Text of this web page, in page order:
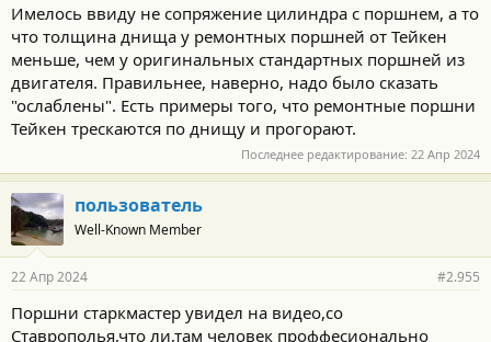
Имелось ввиду не сопряжение цилиндра с поршнем, а то
что толщина днища у ремонтных поршней от Тейкен
меньше, чем у оригинальных стандартных поршней из
двигателя. Правильнее, наверно, надо было сказать
"ослаблены". Есть примеры того, что ремонтные поршни
Тейкен трескаются по днищу и прогорают.
Последнее редактирование: 22 Апр 2024
пользователь
Well-Known Member
22 Апр 2024 #2.955
Поршни старкмастер увидел на видео,со
Ставрополья,что ли,там человек проффесионально